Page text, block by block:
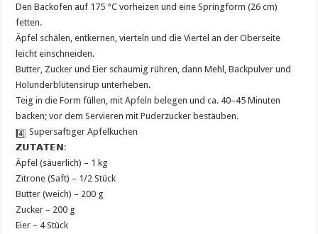
Den Backofen auf 175 °C vorheizen und eine Springform (26 cm)
fetten.
Äpfel schälen, entkernen, vierteln und die Viertel an der Oberseite
leicht einschneiden.
Butter, Zucker und Eier schaumig rühren, dann Mehl, Backpulver und
Holunderblütensirup unterheben.
Teig in die Form füllen, mit Äpfeln belegen und ca. 40–45 Minuten
backen; vor dem Servieren mit Puderzucker bestäuben.
Supersaftiger Apfelkuchen
𝗭𝗨𝗧𝗔𝗧𝗘𝗡:
Äpfel (säuerlich) – 1 kg
Zitrone (Saft) – 1/2 Stück
Butter (weich) – 200 g
Zucker – 200 g
Eier – 4 Stück